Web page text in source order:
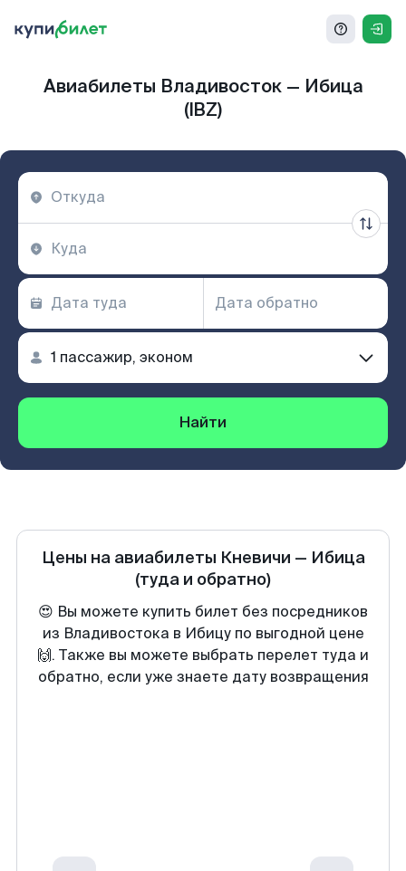
Авиабилеты Владивосток — Ибица
(IBZ)
Найти
Цены на авиабилеты Кневичи — Ибица
(туда и обратно)
😍 Вы можете купить билет без посредников
из Владивостока в Ибицу по выгодной цене
🙌. Также вы можете выбрать перелет туда и
обратно, если уже знаете дату возвращения